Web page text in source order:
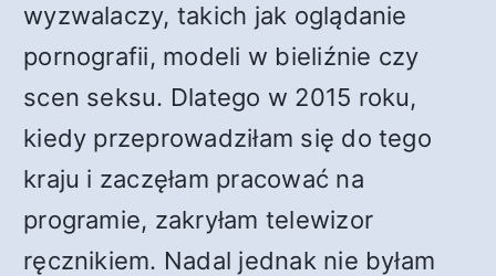
wyzwalaczy, takich jak oglądanie
pornografii, modeli w bieliźnie czy
scen seksu. Dlatego w 2015 roku,
kiedy przeprowadziłam się do tego
kraju i zaczęłam pracować na
programie, zakryłam telewizor
ręcznikiem. Nadal jednak nie byłam